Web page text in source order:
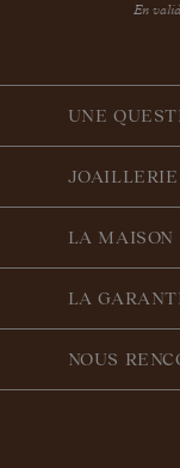
En
UNE
JOAILLERIE
LA MAISON
LA
NOUS